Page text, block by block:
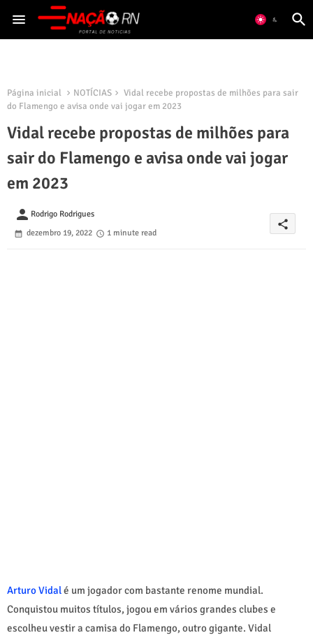
Página inicial NOTÍCIAS
Vidal recebe propostas de milhões para sair
do Flamengo e avisa onde vai jogar em 2023
Vidal recebe propostas de milhões para
sair do Flamengo e avisa onde vai jogar
em 2023
person Rodrigo Rodrigues
dezembro 19, 2022
1 minute read
share
Arturo Vidalé um jogador com bastante renome mundial.
Conquistou muitos títulos, jogou em vários grandes clubes e
escolheu vestir a camisa do Flamengo, outro gigante. Vidal